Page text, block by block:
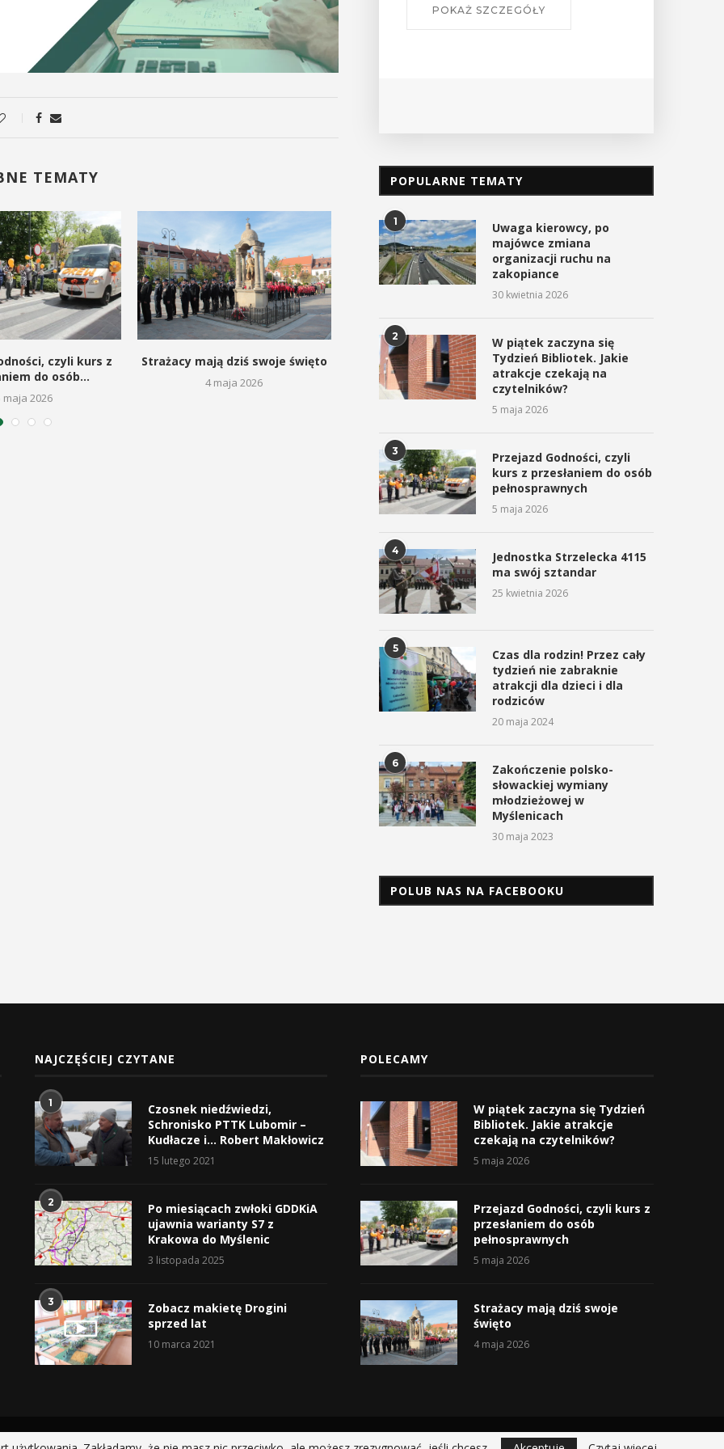
TEMATY
czyli kurs z
do osób...
maja 2026
Strażacy mają dziś swoje święto
4 maja 2026
Uroczyste obchody Święta
Konstytucji 3 Maja w
Myślenicach
Procesja z Cudownym
Matki Bożej Pani
POKAŻ SZCZEGÓŁY POKAŻ SZCZEGÓŁY
POPULARNE TEMATY
1
Uwaga kierowcy, po
majówce zmiana
organizacji ruchu na
zakopiance
30 kwietnia 2026
2
W piątek zaczyna się
Tydzień Bibliotek. Jakie
atrakcje czekają na
czytelników?
5 maja 2026
3
Przejazd Godności, czyli
kurs z przesłaniem do osób
pełnosprawnych
5 maja 2026
4
Jednostka Strzelecka 4115
ma swój sztandar
25 kwietnia 2026
5
Czas dla rodzin! Przez cały
tydzień nie zabraknie
atrakcji dla dzieci i dla
rodziców
20 maja 2024
6
Zakończenie polsko-
słowackiej wymiany
młodzieżowej w
Myślenicach
30 maja 2023
POLUB NAS NA FACEBOOKU
NAJCZĘŚCIEJ CZYTANE
1
Czosnek niedźwiedzi,
Schronisko PTTK Lubomir –
Kudłacze i… Robert Makłowicz
15 lutego 2021
2
Po miesiącach zwłoki GDDKiA
ujawnia warianty S7 z
Krakowa do Myślenic
3 listopada 2025
3
Zobacz makietę Drogini
sprzed lat
10 marca 2021
POLECAMY
W piątek zaczyna się Tydzień
Bibliotek. Jakie atrakcje
czekają na czytelników?
5 maja 2026
Przejazd Godności, czyli kurs z
przesłaniem do osób
pełnosprawnych
5 maja 2026
Strażacy mają dziś swoje
święto
4 maja 2026
@2019 - All Right Reserved.